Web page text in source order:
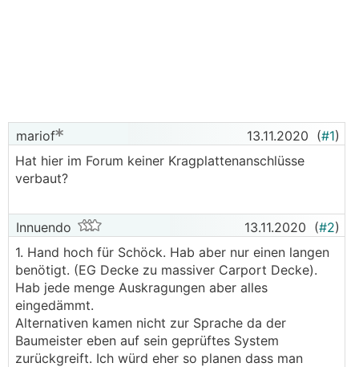
mariof 13.11.2020 (#1)
Hat hier im Forum keiner Kragplattenanschlüsse
verbaut?
Innuendo 13.11.2020 (#2)
1. Hand hoch für Schöck. Hab aber nur einen langen
benötigt. (EG Decke zu massiver Carport Decke).
Hab jede menge Auskragungen aber alles
eingedämmt.
Alternativen kamen nicht zur Sprache da der
Baumeister eben auf sein geprüftes System
zurückgreift. Ich würd eher so planen dass man